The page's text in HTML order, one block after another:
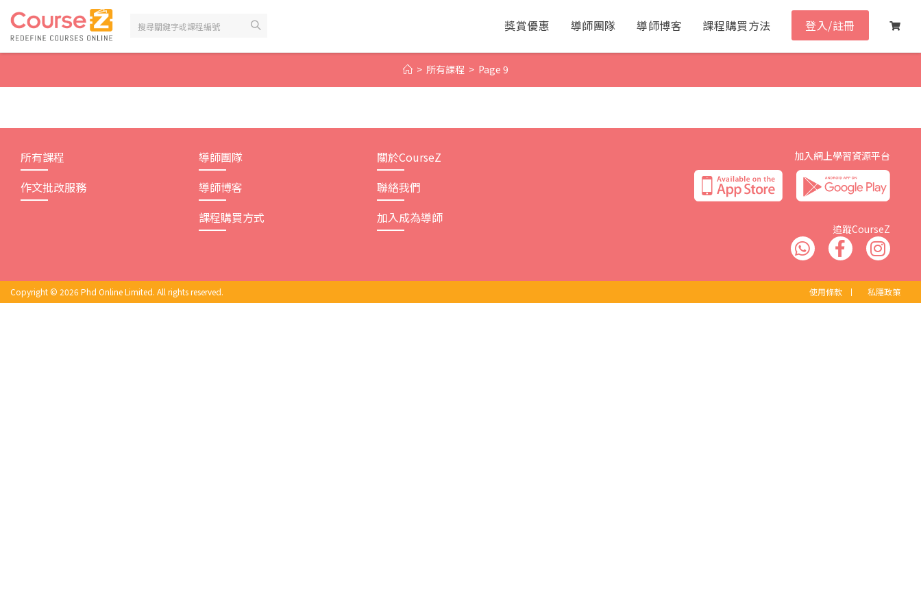
content
獎賞優惠 導師團隊 導師博客 課程購買方法 登入/註冊
> 所有課程 > Page 9
所有課程
作文批改服務
導師團隊
導師博客
課程購買方式
關於CourseZ
聯絡我們
加入成為導師
加入網上學習資源平台
追蹤CourseZ
Copyright © 2026 Phd Online Limited. All rights reserved. 使用條款 丨 私隱政策